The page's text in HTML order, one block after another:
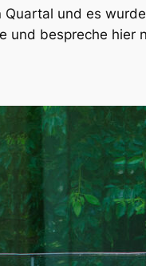
und es
und bespreche hier